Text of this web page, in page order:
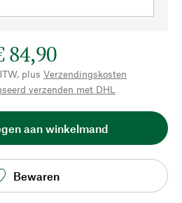
84,90
plus Verzendingskosten
verzenden met DHL
aan winkelmand
Bewaren